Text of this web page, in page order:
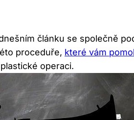
článku se společně
proceduře, které vám
operaci.